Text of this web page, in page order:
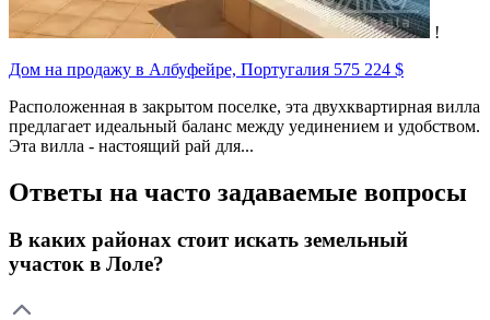
!
Дом на продажу в Албуфейре, Португалия 575 224 $
Расположенная в закрытом поселке, эта двухквартирная вилла
предлагает идеальный баланс между уединением и удобством.
Эта вилла - настоящий рай для...
Ответы на часто задаваемые вопросы
В каких районах стоит искать земельный
участок в Лоле?